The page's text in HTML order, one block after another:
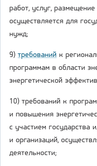
работ, услуг,
осуществляется для
нужд;
9) требований к
программам в области
энергетической
10) требований к
и повышения
с участием государства
и организаций,
деятельности;